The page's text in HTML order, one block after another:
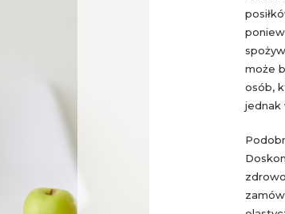
może
osób,
jednak